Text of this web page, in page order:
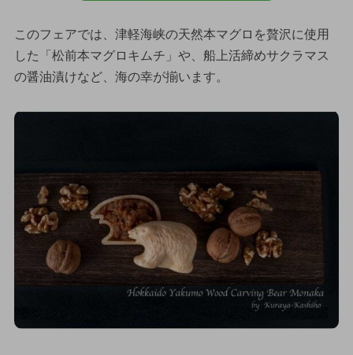
このフェアでは、津軽海峡の天然本マグロを贅沢に使用
した「松前本マグロキムチ」や、船上活締めサクラマス
の醤油漬けなど、海の幸が揃います。